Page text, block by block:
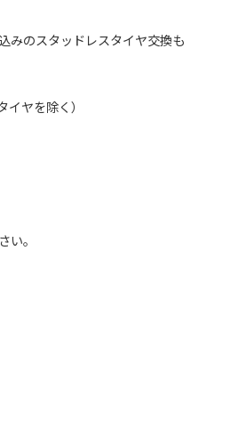
みのスタッドレスタイヤ交換も
ヤを除く）
い。